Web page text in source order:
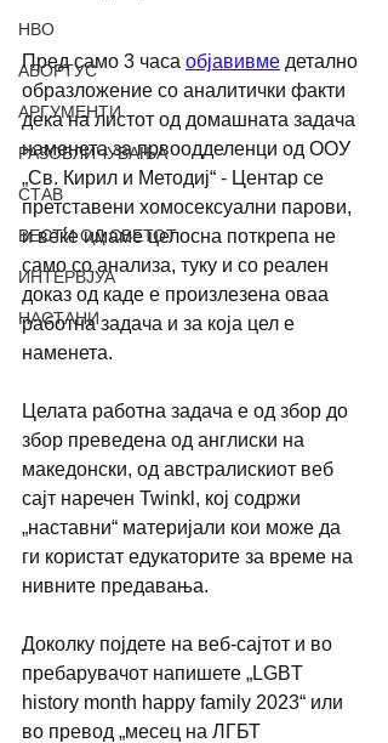
НВО
АБОРТУС
АРГУМЕНТИ
РАЗОБЛИЧУВАЊА
СТАВ
ВЕСТИ ОД СВЕТОТ
ИНТЕРВЈУА
НАСТАНИ
Пред само 3 часа објавивме детално
образложение со аналитички факти
дека на листот од домашната задача
наменета за првоодделенци од ООУ
„Св. Кирил и Методиј“ - Центар се
претставени хомосексуални парови,
и веќе имаме целосна поткрепа не
само со анализа, туку и со реален
доказ од каде е произлезена оваа
работна задача и за која цел е
наменета.
Целата работна задача е од збор до
збор преведена од англиски на
македонски, од австралискиот веб
сајт наречен Twinkl, кој содржи
„наставни“ материјали кои може да
ги користат едукаторите за време на
нивните предавања.
Доколку појдете на веб-сајтот и во
пребарувачот напишете „LGBT
history month happy family 2023“ или
во превод „месец на ЛГБТ